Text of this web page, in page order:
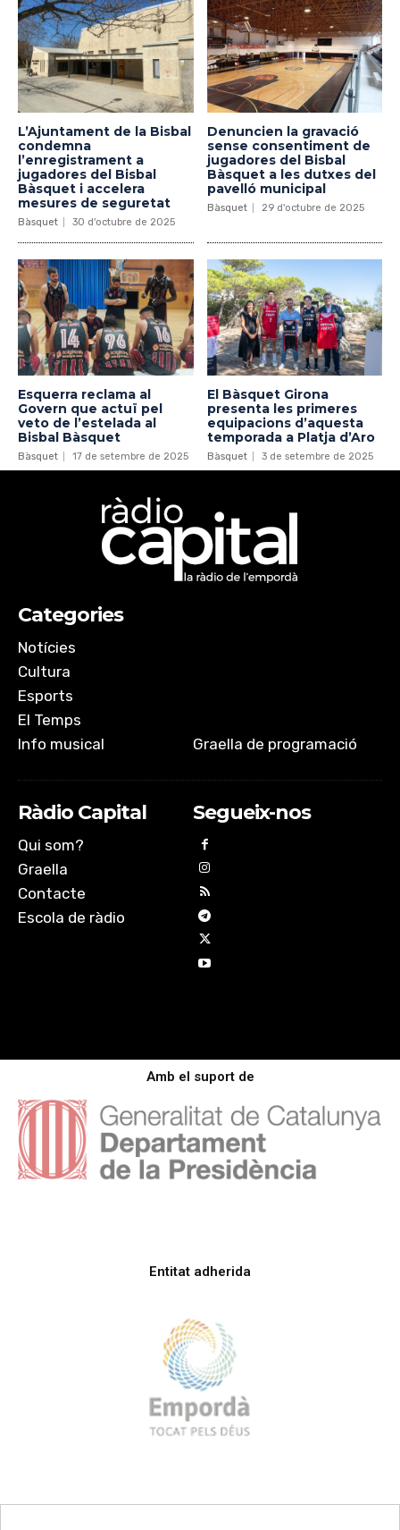
L’Ajuntament de la Bisbal
condemna
l’enregistrament a
jugadores del Bisbal
Bàsquet i accelera
mesures de seguretat
Bàsquet 30 d'octubre de 2025
Denuncien la gravació
sense consentiment de
jugadores del Bisbal
Bàsquet a les dutxes del
pavelló municipal
Bàsquet 29 d'octubre de 2025
Esquerra reclama al
Govern que actuï pel
veto de l’estelada al
Bisbal Bàsquet
Bàsquet 17 de setembre de 2025
El Bàsquet Girona
presenta les primeres
equipacions d’aquesta
temporada a Platja d’Aro
Bàsquet 3 de setembre de 2025
Categories
Notícies
Cultura
Esports
El Temps
Info musical
Graella de programació
Ràdio Capital
Qui som?
Graella
Contacte
Escola de ràdio
Segueix-nos
Amb el suport de
Entitat adherida